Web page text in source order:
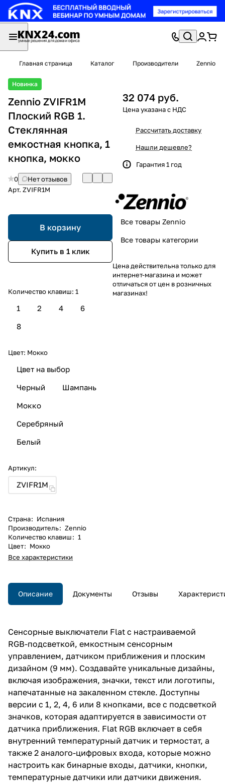
Главная страница Каталог Производители Zennio
Новинка
Zennio ZVIFR1M
Плоский RGB 1.
Стеклянная
емкостная кнопка, 1
кнопка, мокко
0
Нет отзывов
Арт. ZVIFR1M
В корзину
Купить в 1 клик
Количество клавиш: 1
1 2 4
6
8
Цвет: Мокко
Мокко
Цвет на выбор
Черный
Серебряный
Белый
Шампань
Артикул:
ZVIFR1M
Страна: Испания
Производитель: Zennio
Количество клавиш: 1
Цвет: Мокко
Все характеристики
32 074 руб.
Рассчитать доставку
Нашли дешевле?
Гарантия 1 год
Все товары Zennio
Все товары категории
Цена действительна только для
интернет-магазина и может
отличаться от цен в розничных
магазинах!
Описание Документы Отзывы
Сенсорные выключатели Flat с настраиваемой
RGB-подсветкой, емкостным сенсорным
управлением, датчиком приближения и плоским
дизайном (9 мм). Создавайте уникальные дизайны,
включая изображения, значки, текст или логотипы,
напечатанные на закаленном стекле. Доступны
версии с 1, 2, 4, 6 или 8 кнопками, все с подсветкой
значков, которая адаптируется в зависимости от
датчика приближения. Flat RGB включает в себя
внутренний температурный датчик и термостат, а
также 2 аналого-цифровых входа, которые можно
настроить как бинарные входы, датчики, кнопки,
температурные датчики или датчики движения.